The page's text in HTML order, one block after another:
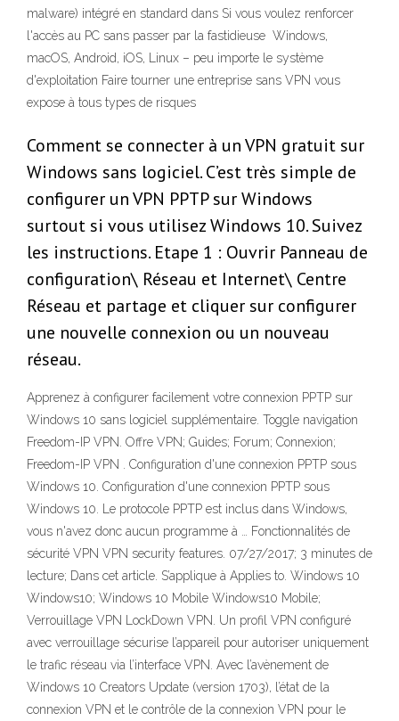
malware) intégré en standard dans Si vous voulez renforcer
l'accès au PC sans passer par la fastidieuse Windows,
macOS, Android, iOS, Linux – peu importe le système
d'exploitation Faire tourner une entreprise sans VPN vous
expose à tous types de risques
Comment se connecter à un VPN gratuit sur
Windows sans logiciel. C’est très simple de
configurer un VPN PPTP sur Windows
surtout si vous utilisez Windows 10. Suivez
les instructions. Etape 1 : Ouvrir Panneau de
configuration\ Réseau et Internet\ Centre
Réseau et partage et cliquer sur configurer
une nouvelle connexion ou un nouveau
réseau.
Apprenez à configurer facilement votre connexion PPTP sur
Windows 10 sans logiciel supplémentaire. Toggle navigation
Freedom-IP VPN. Offre VPN; Guides; Forum; Connexion;
Freedom-IP VPN . Configuration d'une connexion PPTP sous
Windows 10. Configuration d'une connexion PPTP sous
Windows 10. Le protocole PPTP est inclus dans Windows,
vous n'avez donc aucun programme à … Fonctionnalités de
sécurité VPN VPN security features. 07/27/2017; 3 minutes de
lecture; Dans cet article. S’applique à Applies to. Windows 10
Windows10; Windows 10 Mobile Windows10 Mobile;
Verrouillage VPN LockDown VPN. Un profil VPN configuré
avec verrouillage sécurise l’appareil pour autoriser uniquement
le trafic réseau via l’interface VPN. Avec l’avènement de
Windows 10 Creators Update (version 1703), l’état de la
connexion VPN et le contrôle de la connexion VPN pour le